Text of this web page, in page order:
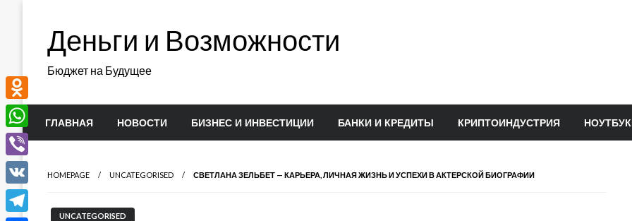
содержимомуДеньги и Возможности
Бюджет на Будущее
ГЛАВНАЯ НОВОСТИ БИЗНЕС И ИНВЕСТИЦИИ БАНКИ И КРЕДИТЫ КРИПТОИНДУСТРИЯ
HOMEPAGE UNCATEGORISED СВЕТЛАНА ЗЕЛЬБЕТ — КАРЬЕРА, ЛИЧНАЯ ЖИЗНЬ И УСПЕХИ В АКТЕРСКОЙ БИОГРАФИИ
UNCATEGORISED
Odnoklassniki
WhatsApp
Viber
VK